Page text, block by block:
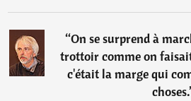
“On se surprend à
trottoir comme on
c'était la marge qui
choses.